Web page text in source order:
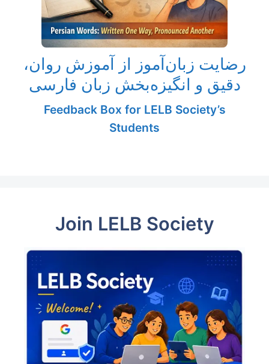
رضایت زبان‌آموز از آموزش روان،
دقیق و انگیزه‌بخش زبان فارسی
Feedback Box for LELB Society’s
Students
Join LELB Society